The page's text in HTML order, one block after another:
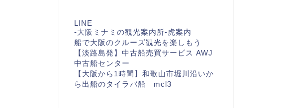
LINE
-大阪ミナミの観光案内所-虎案内
船で大阪のクルーズ観光を楽しもう
【淡路島発】中古船売買サービス AWJ
中古船センター
【大阪から1時間】和歌山市堀川沿いか
ら出船のタイラバ船 mcl3